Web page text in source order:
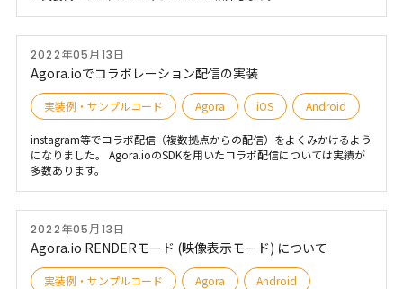
2022年05月13日
Agora.ioでコラボレーション配信の実装
実装例・サンプルコード Agora iOS Android
instagram等でコラボ配信（複数拠点からの配信）をよくみかけるよう
になりました。 Agora.ioのSDKを用いたコラボ配信については実績が
多数あります。
2022年05月13日
Agora.io RENDERモード (映像表示モード) について
実装例・サンプルコード Agora Android